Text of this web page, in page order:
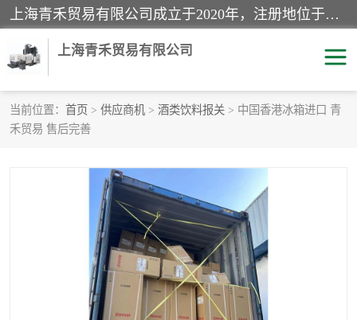
上海青禾贸易有限公司成立于2020年，注册地位于上海市宝山区。经营范围包括：机械设备、五金制品、劳防用品、电子产品、塑胶制品、家具、模具、纺织品、仪器仪表、建筑材料、装饰材料、化工产品、金属制品、机车配件等货物进出口报关、清关服务。
上海青禾贸易有限公司
当前位置： 首页 > 供应商机 > 酒类饮料报关 > 中国香港冰箱进口 青
禾贸易 售后完善
酒类饮料报关
进口杂货清关
家用电器报关 机床进口清关
国际灯具清关